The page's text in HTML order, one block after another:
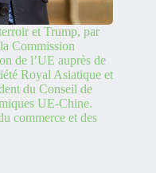
et Trump, par
Commission
de l’UE auprès de
Royal Asiatique et
du Conseil de
UE-Chine.
commerce et des